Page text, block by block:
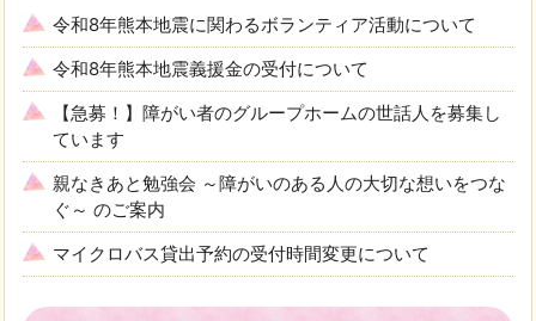
令和8年熊本地震に関わるボランティア活動について
令和8年熊本地震義援金の受付について
【急募！】障がい者のグループホームの世話人を募集し
ています
親なきあと勉強会 ～障がいのある人の大切な想いをつな
ぐ～ のご案内
マイクロバス貸出予約の受付時間変更について